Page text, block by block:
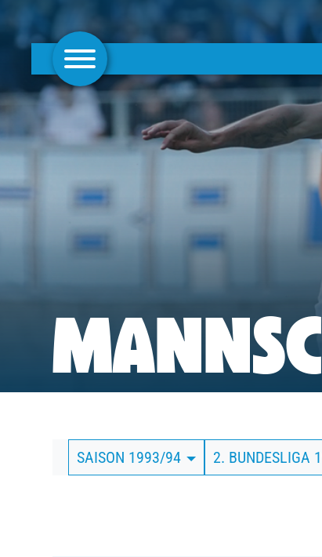
AKTUELLES
FRAUEN
CLUBMITGLIEDSCHAFT
BUSINESS
SÜDKURVE
TICKETING
SAISON 1993/94 2. BUNDESLIGA